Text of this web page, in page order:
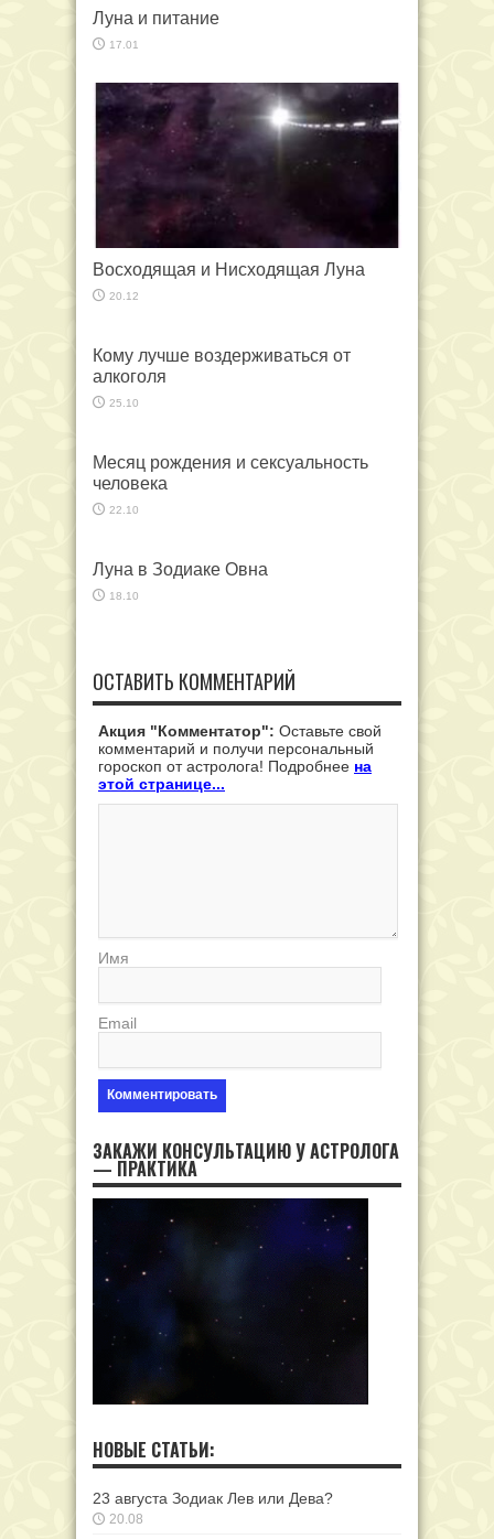
Луна и питание
17.01
Восходящая и Нисходящая Луна
20.12
Кому лучше воздерживаться от
алкоголя
25.10
Месяц рождения и сексуальность
человека
22.10
Луна в Зодиаке Овна
18.10
ОСТАВИТЬ КОММЕНТАРИЙ
Акция "Комментатор": Оставьте свой
комментарий и получи персональный
гороскоп от астролога! Подробнее на
этой странице...
Имя
Email
ЗАКАЖИ КОНСУЛЬТАЦИЮ У АСТРОЛОГА
— ПРАКТИКА
НОВЫЕ СТАТЬИ:
23 августа Зодиак Лев или Дева?
20.08